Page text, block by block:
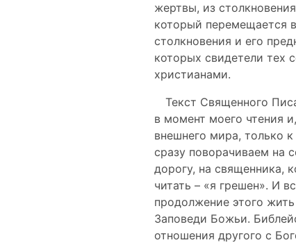
жертвы, из
который перемещается
столкновения и его
которых свидетели тех
христианами.
Текст Священного
в момент моего чтения
внешнего мира, только
сразу поворачиваем на
дорогу, на священника,
читать – «я грешен». И
продолжение этого
Заповеди Божьи.
отношения другого с